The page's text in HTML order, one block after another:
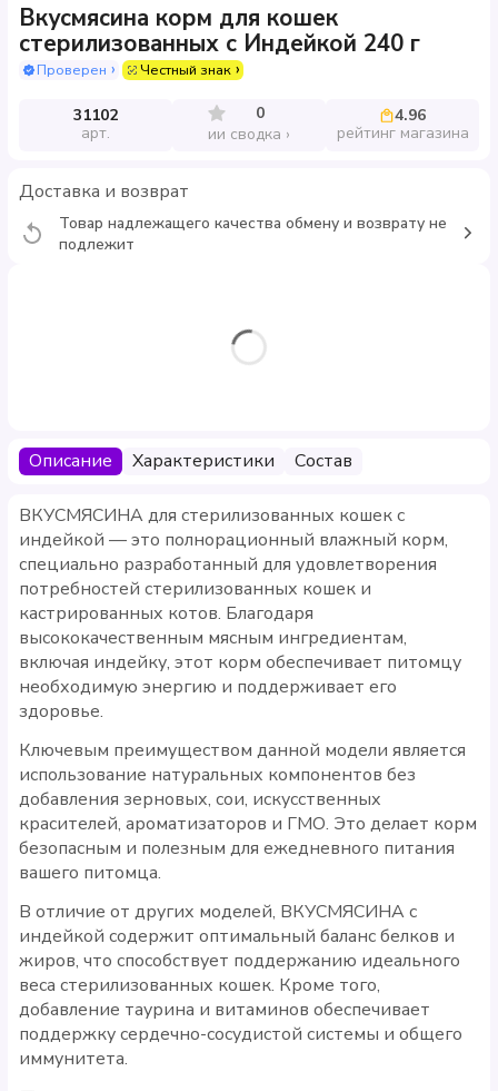
Вкусмясина корм для кошек
стерилизованных с Индейкой 240 г
Проверен Честный знак
31102
арт.
0
ии сводка
4.96
рейтинг магазина
Доставка и возврат
Товар надлежащего качества обмену и возврату не
подлежит
Описание Характеристики Состав
ВКУСМЯСИНА для стерилизованных кошек с
индейкой — это полнорационный влажный корм,
специально разработанный для удовлетворения
потребностей стерилизованных кошек и
кастрированных котов. Благодаря
высококачественным мясным ингредиентам,
включая индейку, этот корм обеспечивает питомцу
необходимую энергию и поддерживает его
здоровье.
Ключевым преимуществом данной модели является
использование натуральных компонентов без
добавления зерновых, сои, искусственных
красителей, ароматизаторов и ГМО. Это делает корм
безопасным и полезным для ежедневного питания
вашего питомца.
В отличие от других моделей, ВКУСМЯСИНА с
индейкой содержит оптимальный баланс белков и
жиров, что способствует поддержанию идеального
веса стерилизованных кошек. Кроме того,
добавление таурина и витаминов обеспечивает
поддержку сердечно-сосудистой системы и общего
иммунитета.